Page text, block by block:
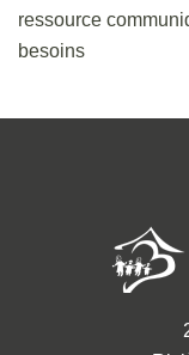
ressource
besoins